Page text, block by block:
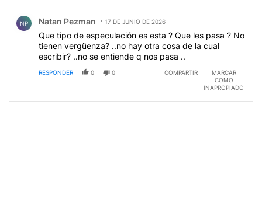
NP Natan Pezman 17 DE JUNIO DE 2026
Que tipo de especulación es esta ? Que les pasa ? No
tienen vergüenza? ..no hay otra cosa de la cual
escribir? ..no se entiende q nos pasa ..
RESPONDER 0 0 COMPARTIR
MARCAR
COMO
INAPROPIADO